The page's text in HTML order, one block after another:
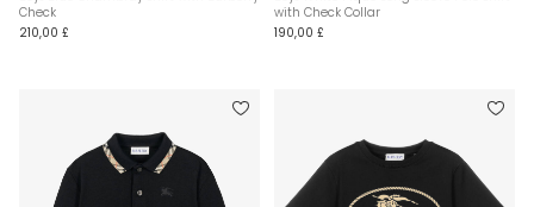
Check
210,00 £
with Check Collar
190,00 £